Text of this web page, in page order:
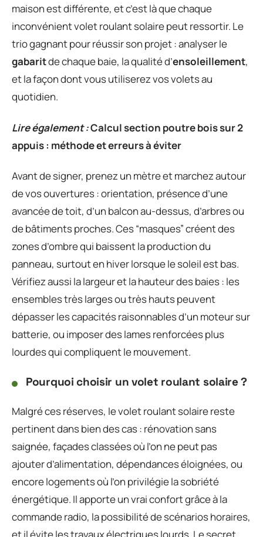
maison est différente, et c’est là que chaque
inconvénient volet roulant solaire peut ressortir. Le
trio gagnant pour réussir son projet : analyser le
gabaritde chaque baie, la qualité d’ensoleillement,
et la façon dont vous utiliserez vos volets au
quotidien.
Lire également :Calcul section poutre bois sur 2
appuis : méthode et erreurs à éviter
Avant de signer, prenez un mètre et marchez autour
de vos ouvertures : orientation, présence d’une
avancée de toit, d’un balcon au-dessus, d’arbres ou
de bâtiments proches. Ces “masques” créent des
zones d’ombre qui baissent la production du
panneau, surtout en hiver lorsque le soleil est bas.
Vérifiez aussi la largeur et la hauteur des baies : les
ensembles très larges ou très hauts peuvent
dépasser les capacités raisonnables d’un moteur sur
batterie, ou imposer des lames renforcées plus
lourdes qui compliquent le mouvement.
Pourquoi choisir un volet roulant solaire ?
Malgré ces réserves, le volet roulant solaire reste
pertinent dans bien des cas : rénovation sans
saignée, façades classées où l’on ne peut pas
ajouter d’alimentation, dépendances éloignées, ou
encore logements où l’on privilégie la sobriété
énergétique. Il apporte un vrai confort grâce à la
commande radio, la possibilité de scénarios horaires,
et il évite les travaux électriques lourds. Le secret,